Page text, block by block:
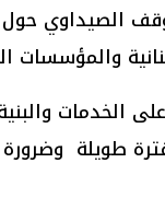
الصيداوي
الخدمات
طويلة